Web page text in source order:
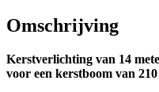
Omschrijving
Kerstverlichting van 14
voor een kerstboom van